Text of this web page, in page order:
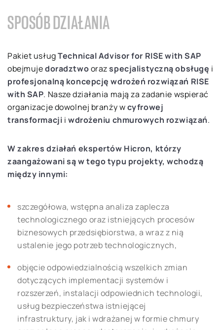
SPOSÓB DZIAŁANIA
Pakiet usługTechnical Advisor for RISE with SAP
obejmujedoradztwoorazspecjalistyczną obsługę i
profesjonalną koncepcję wdrożeń rozwiązań RISE
with SAP. Nasze działania mają za zadanie wspierać
organizacje dowolnej branży wcyfrowej
transformacji i wdrożeniu chmurowych rozwiązań.
W zakres działań ekspertów Hicron, którzy
zaangażowani są w tego typu projekty, wchodzą
między innymi:
szczegółowa, wstępna analiza zaplecza
technologicznego oraz istniejących procesów
biznesowych przedsiębiorstwa, a wraz z nią
ustalenie jego potrzeb technologicznych,
objęcie odpowiedzialnością wszelkich zmian
dotyczących implementacji systemów i
rozszerzeń, instalacji odpowiednich technologii,
usług bezpieczeństwa istniejącej
infrastruktury, jak i wdrażanej w formie chmury